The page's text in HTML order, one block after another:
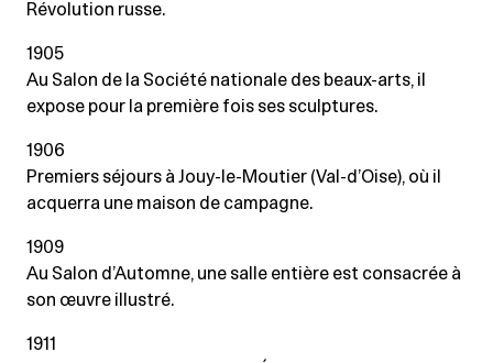
Révolution russe.
1905
Au Salon de la Société nationale des beaux-arts, il
expose pour la première fois ses sculptures.
1906
Premiers séjours à Jouy-le-Moutier (Val-d’Oise), où il
acquerra une maison de campagne.
1909
Au Salon d’Automne, une salle entière est consacrée à
son œuvre illustré.
1911